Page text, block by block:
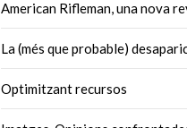
American Rifleman, una nova
La (més que probable)
Optimitzant recursos